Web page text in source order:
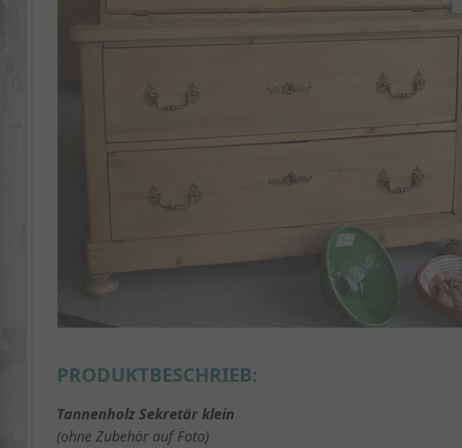
PRODUKTBESCHRIEB:
Tannenholz Sekretär klein
(ohne Zubehör auf Foto)